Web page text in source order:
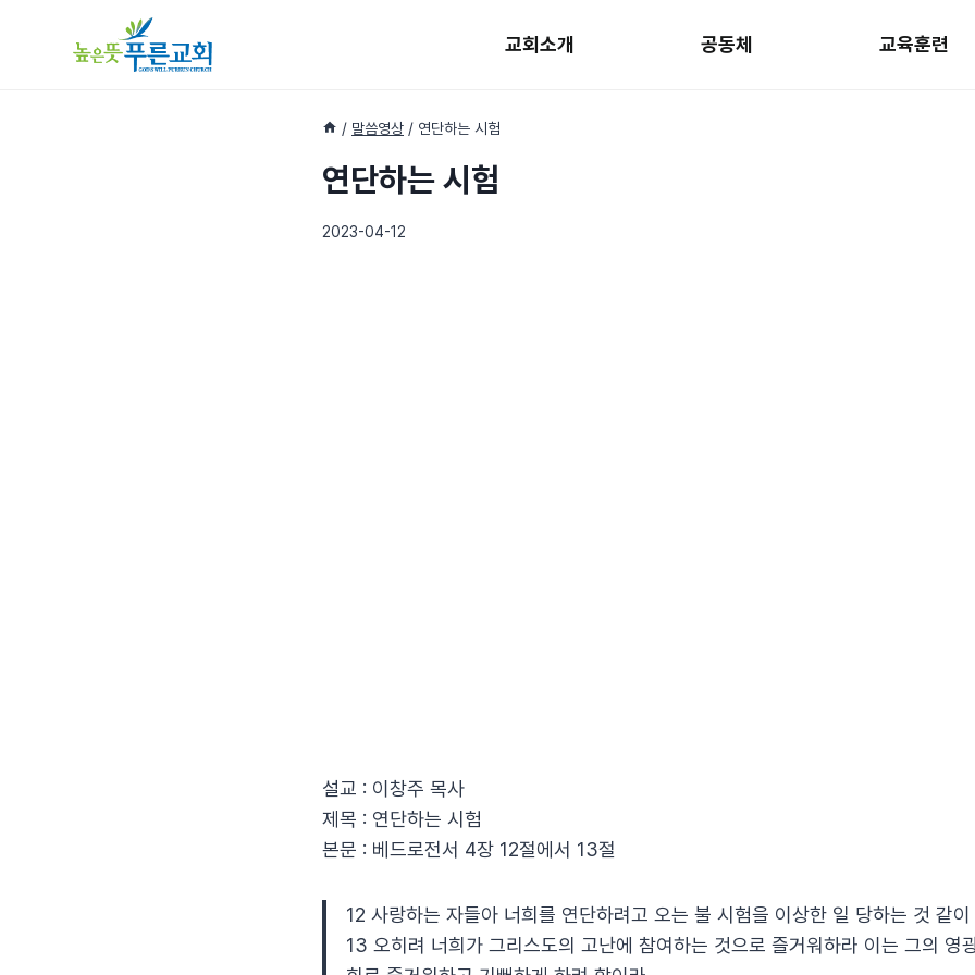
교회소개 공동체 교육훈련
/ 말씀영상 / 연단하는 시험
연단하는 시험
2023-04-12
설교 : 이창주 목사
제목 : 연단하는 시험
본문 : 베드로전서 4장 12절에서 13절
12 사랑하는 자들아 너희를 연단하려고 오는 불 시험을 이상한 일 당하는 것 같
13 오히려 너희가 그리스도의 고난에 참여하는 것으로 즐거워하라 이는 그의 영